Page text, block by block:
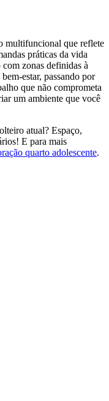
multifuncional que reflete
práticas da vida
zonas definidas à
estar, passando por
que não comprometa
um ambiente que você
atual? Espaço,
E para mais
quarto adolescente.